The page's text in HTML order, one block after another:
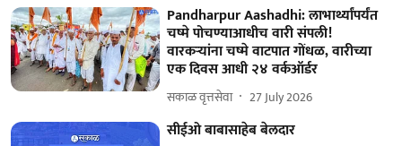
Pandharpur Aashadhi: लाभार्थ्यांपर्यंत
चष्मे पोचण्याआधीच वारी संपली!
वारकऱ्यांना चष्मे वाटपात गोंधळ, वारीच्या
एक दिवस आधी २४ वर्कऑर्डर
सकाळ वृत्तसेवा 27 July 2026
सीईओ बाबासाहेब बेलदार